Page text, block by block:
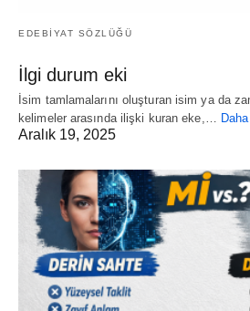
EDEBİYAT SÖZLÜĞÜ
İlgi durum eki
İsim tamlamalarını oluşturan isim ya da
kelimeler arasında ilişki kuran eke,…
Aralık 19, 2025